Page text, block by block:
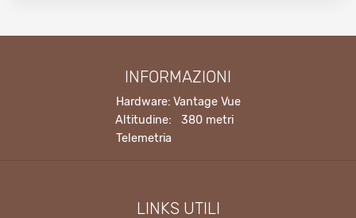
INFORMAZIONI
Hardware: Vantage Vue
Altitudine:
380 metri
Telemetria
LINKS UTILI